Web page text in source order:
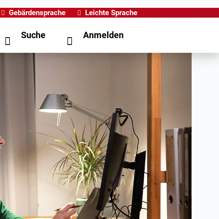
Gebärdensprache Leichte Sprache
Suche Anmelden